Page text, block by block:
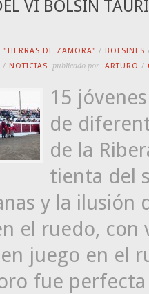
VI BOLSÍN
"TIERRAS DE ZAMORA" / BOLSINES
/ NOTICIAS publicado por ARTURO /
15
de
de la
tienta del
y la
el ruedo, con
juego en el
fue